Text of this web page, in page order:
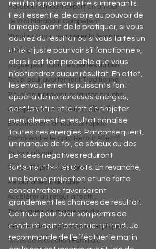
Marabout africain expert en amour
Le Vrai Marabout Compétent
Marabout pour récupérer la femme
divorce
Bague pour ouvrir les portes du bon
Rituel pour avortement Traditionnel
Rituel pour provoquer fausse couche
vrai spécialiste du retour affectif
Envoûtement amoureux rapide
Comprendre le Coût Retour Affectif
Retour affectif
Rituels Rapides en Ligne
Retour affectif durable
Accélérer un retour affectif
Techniques de magie vaudou
Services de magie vaudou expliqués
Rituel de Protection Familiale
résultats pourront être surprenants.
Il est essentiel de croire au pouvoir de
la magie avant de la pratiquer, si vous
doutez du résultat ou si vous faites un
rituel « juste pour voir s’il fonctionne »,
alors il est fort probable que vous
n’obtiendrez aucun résultat. En effet,
les envoûtements puissants font
appel à de nombreuses énergies,
dont la vôtre et le fait de projeter
mentalement le résultat canalise
toutes ces énergies. Par conséquent,
un manque de foi, de sérieux ou des
pensées négatives réduiront
fortement les résultats. En revanche,
une bonne projection et une forte
concentration favoriseront
grandement les chances de résultat.
Ce rituel pour avoir son permis de
conduire doit s’effectuer un lundi. Je
recommande de l’effectuer le matin